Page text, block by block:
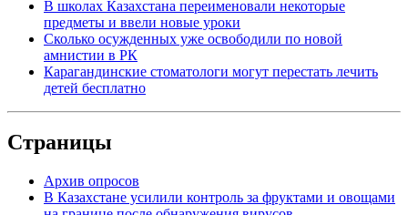
В школах Казахстана переименовали некоторые
предметы и ввели новые уроки
Сколько осужденных уже освободили по новой
амнистии в РК
Карагандинские стоматологи могут перестать лечить
детей бесплатно
Страницы
Архив опросов
В Казахстане усилили контроль за фруктами и овощами